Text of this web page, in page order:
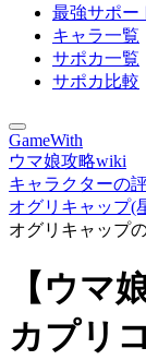
最強サポー
キャラ一覧
サポカ一覧
サポカ比較
GameWith
ウマ娘攻略wiki
キャラクターの
オグリキャップ(
オグリキャップ
【ウマ
カプリ